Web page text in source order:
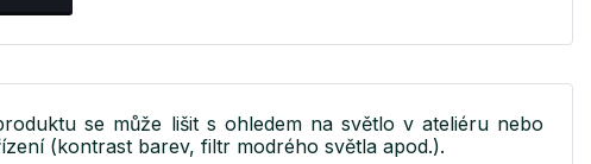
se může lišit s ohledem na světlo v ateliéru nebo
(kontrast barev, filtr modrého světla apod.).